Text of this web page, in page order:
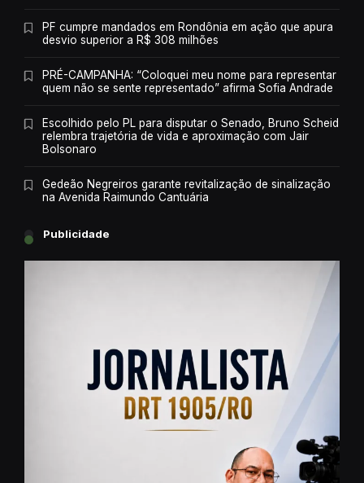
PF cumpre mandados em Rondônia em ação que apura
desvio superior a R$ 308 milhões
PRÉ-CAMPANHA: “Coloquei meu nome para representar
quem não se sente representado” afirma Sofia Andrade
Escolhido pelo PL para disputar o Senado, Bruno Scheid
relembra trajetória de vida e aproximação com Jair
Bolsonaro
Gedeão Negreiros garante revitalização de sinalização
na Avenida Raimundo Cantuária
Publicidade